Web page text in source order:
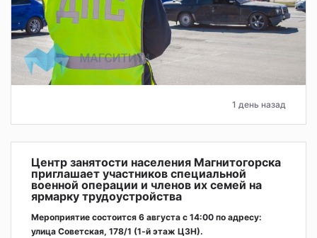
1 день назад
Центр занятости населения Магнитогорска
приглашает участников специальной
военной операции и членов их семей на
ярмарку трудоустройства
Мероприятие состоится 6 августа с 14:00 по адресу:
улица Советская, 178/1 (1‑й этаж ЦЗН).